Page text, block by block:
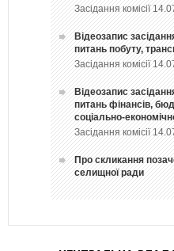
Засідання комісії
Відеозапис
питань побуту,
Засідання комісії
Відеозапис
питань фінансів,
соціально-
Засідання комісії
Про скликання
селищної ради